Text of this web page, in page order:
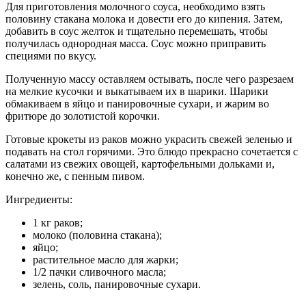
Для приготовления молочного соуса, необходимо взять
половину стакана молока и довести его до кипения. Затем,
добавить в соус желток и тщательно перемешать, чтобы
получилась однородная масса. Соус можно приправить
специями по вкусу.
Полученную массу оставляем остывать, после чего разрезаем
на мелкие кусочки и выкатываем их в шарики. Шарики
обмакиваем в яйцо и панировочные сухари, и жарим во
фритюре до золотистой корочки.
Готовые крокеты из раков можно украсить свежей зеленью и
подавать на стол горячими. Это блюдо прекрасно сочетается с
салатами из свежих овощей, картофельными дольками и,
конечно же, с пенным пивом.
Ингредиенты:
1 кг раков;
молоко (половина стакана);
яйцо;
растительное масло для жарки;
1/2 пачки сливочного масла;
зелень, соль, панировочные сухари.